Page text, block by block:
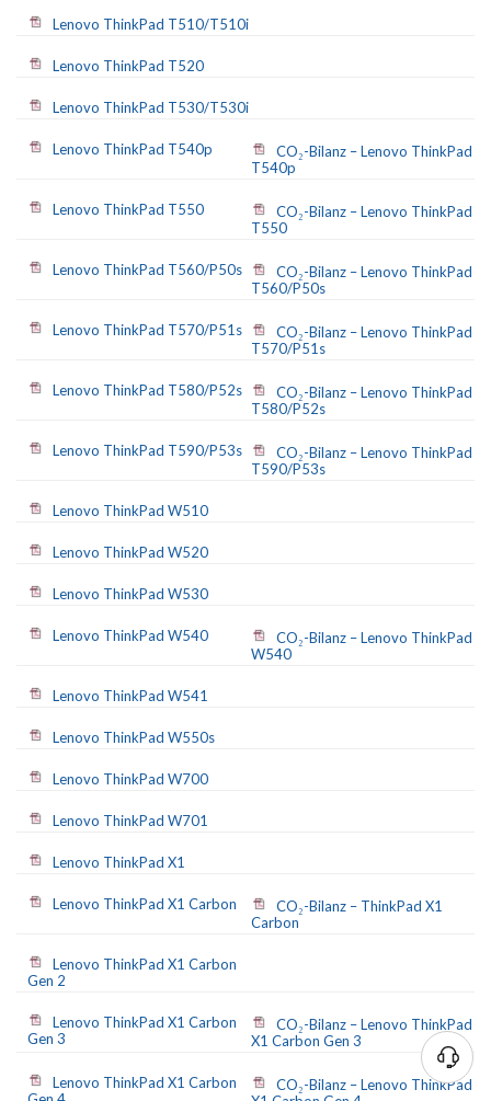
Lenovo ThinkPad T510/T510i
Lenovo ThinkPad T520
Lenovo ThinkPad T530/T530i
Lenovo ThinkPad T540p
CO₂-Bilanz – Lenovo ThinkPad
T540p
Lenovo ThinkPad T550
CO₂-Bilanz – Lenovo ThinkPad
T550
Lenovo ThinkPad T560/P50s
CO₂-Bilanz – Lenovo ThinkPad
T560/P50s
Lenovo ThinkPad T570/P51s
CO₂-Bilanz – Lenovo ThinkPad
T570/P51s
Lenovo ThinkPad T580/P52s
CO₂-Bilanz – Lenovo ThinkPad
T580/P52s
Lenovo ThinkPad T590/P53s
CO₂-Bilanz – Lenovo ThinkPad
T590/P53s
Lenovo ThinkPad W510
Lenovo ThinkPad W520
Lenovo ThinkPad W530
Lenovo ThinkPad W540
CO₂-Bilanz – Lenovo ThinkPad
W540
Lenovo ThinkPad W541
Lenovo ThinkPad W550s
Lenovo ThinkPad W700
Lenovo ThinkPad W701
Lenovo ThinkPad X1
Lenovo ThinkPad X1 Carbon
CO₂-Bilanz – ThinkPad X1
Carbon
Lenovo ThinkPad X1 Carbon
Gen 2
Lenovo ThinkPad X1 Carbon
Gen 3
CO₂-Bilanz – Lenovo ThinkPad
X1 Carbon Gen 3
Lenovo ThinkPad X1 Carbon
CO₂-Bilanz – Lenovo ThinkPad